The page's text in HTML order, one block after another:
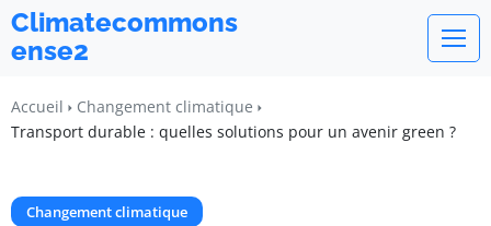
Climatecommons
ense2
Accueil
Changement climatique
Transport durable : quelles solutions pour un avenir green ?
Changement climatique